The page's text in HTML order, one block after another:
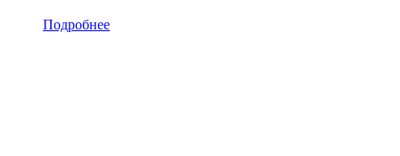
Подробнее